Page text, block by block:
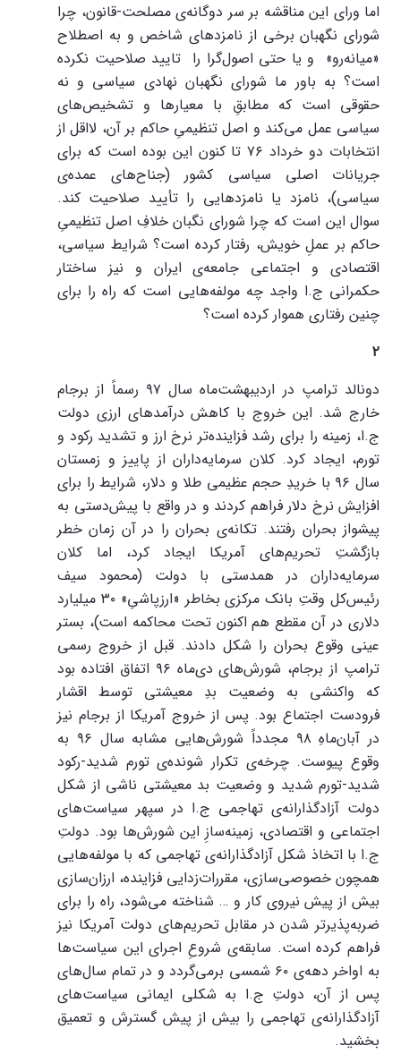
اما ورای این مناقشه بر سر دوگانه‌ی مصلحت-قانون، چرا
شورای نگهبان برخی از نامزدهای شاخص و به اصطلاح
«میانه‌رو» و یا حتی اصول‌گرا را تایید صلاحیت نکرده
است؟ به باور ما شورای نگهبان نهادی سیاسی و نه
حقوقی است که مطابقِ با معیارها و تشخیص‌های
سیاسی عمل می‌کند و اصل تنظیمیِ حاکم بر آن، لااقل از
انتخابات دو خرداد ۷۶ تا کنون این بوده است که برای
جریانات اصلی سیاسی کشور (جناح‌های عمده‌ی
سیاسی)، نامزد یا نامزدهایی را تأیید صلاحیت کند.
سوال این است که چرا شورای نگبان خلافِ اصل تنظیمیِ
حاکم بر عملِ خویش، رفتار کرده است؟ شرایط سیاسی،
اقتصادی و اجتماعی جامعه‌ی ایران و نیز ساختار
حکمرانی ج.ا واجد چه مولفه‌هایی است که راه را برای
چنین رفتاری هموار کرده است؟
۲
دونالد ترامپ در اردیبهشت‌ماه سال ۹۷ رسماً از برجام
خارج شد. این خروج با کاهش درآمدهای ارزی دولت
ج.ا، زمینه را برای رشد فزاینده‌تر نرخ ارز و تشدید رکود و
تورم، ایجاد کرد. کلان سرمایه‌داران از پاییز و زمستان
سال ۹۶ با خریدِ حجم عظیمی طلا و دلار، شرایط را برای
افزایش نرخ دلار فراهم کردند و در واقع با پیش‌دستی به
پیشواز بحران رفتند. تکانه‌ی بحران را در آن زمان خطر
بازگشتِ تحریم‌های آمریکا ایجاد کرد، اما کلان
سرمایه‌داران در همدستی با دولت (محمود سیف
رئیس‌کل وقتِ بانک مرکزی بخاطر «ارزپاشیِ» ۳۰ میلیارد
دلاری در آن مقطع هم اکنون تحت محاکمه است)، بستر
عینی وقوع بحران را شکل دادند. قبل از خروج رسمی
ترامپ از برجام، شورش‌های دی‌ماه ۹۶ اتفاق افتاده بود
که واکنشی به وضعیت بدِ معیشتی توسط اقشار
فرودست اجتماع بود. پس از خروج آمریکا از برجام نیز
در آبان‌ماهِ ۹۸ مجدداً شورش‌هایی مشابه سال ۹۶ به
وقوع پیوست. چرخه‌ی تکرار شونده‌ی تورم شدید-رکود
شدید-تورم شدید و وضعیت بد معیشتی ناشی از شکل
دولت آزادگذارانه‌ی تهاجمی ج.ا در سپهر سیاست‌های
اجتماعی و اقتصادی، زمینه‌سازِ این شورش‌ها بود. دولتِ
ج.ا با اتخاذ شکل آزاد‌گذارانه‌ی تهاجمی که با مولفه‌هایی
همچون خصوصی‌سازی، مقررات‌زدایی فزاینده، ارزان‌سازی
بیش از پیش نیروی کار و … شناخته می‌شود، راه را برای
ضربه‌پذیرتر شدن در مقابل تحریم‌های دولت آمریکا نیز
فراهم کرده است. سابقه‌ی شروعِ اجرای این سیاست‌ها
به اواخر دهه‌ی ۶۰ شمسی برمی‌گردد و در تمام سال‌های
پس از آن، دولتِ ج.ا به شکلی ایمانی سیاست‌های
آزادگذارانه‌ی تهاجمی را بیش از پیش گسترش و تعمیق
بخشید.